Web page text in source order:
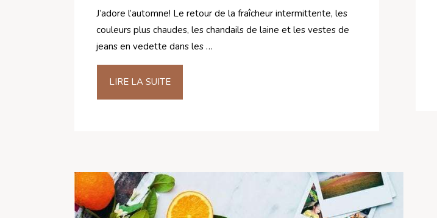
J’adore l’automne! Le retour de la fraîcheur intermittente, les
couleurs plus chaudes, les chandails de laine et les vestes de
jeans en vedette dans les …
LIRE LA SUITE